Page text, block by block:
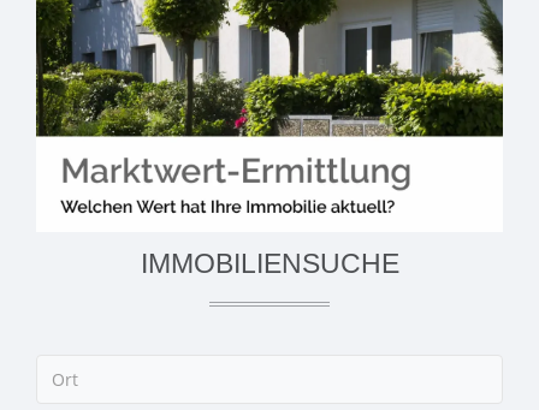
IMMOBILIENSUCHE